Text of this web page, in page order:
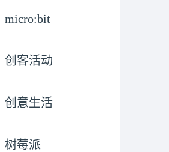
micro:bit
创客活动
创意生活
树莓派